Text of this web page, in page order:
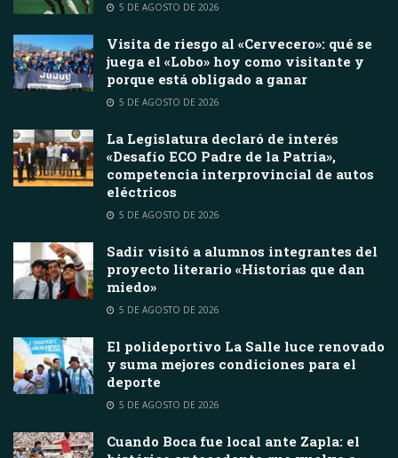
5 DE AGOSTO DE 2026
Visita de riesgo al «Cervecero»: qué se
juega el «Lobo» hoy como visitante y
porque está obligado a ganar
5 DE AGOSTO DE 2026
La Legislatura declaró de interés
«Desafío ECO Padre de la Patria»,
competencia interprovincial de autos
eléctricos
5 DE AGOSTO DE 2026
Sadir visitó a alumnos integrantes del
proyecto literario «Historias que dan
miedo»
5 DE AGOSTO DE 2026
El polideportivo La Salle luce renovado
y suma mejores condiciones para el
deporte
5 DE AGOSTO DE 2026
Cuando Boca fue local ante Zapla: el